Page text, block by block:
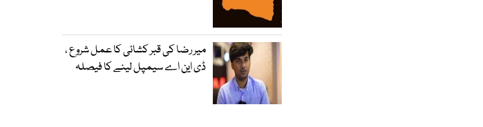
میر رضا کی قبر کشائی کا عمل شروع ،
ڈی این اے سیمپل لینے کا فیصلہ